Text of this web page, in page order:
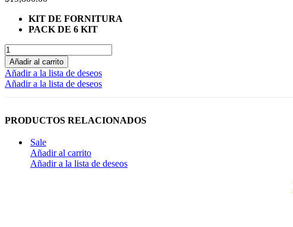
KIT DE FORNITURA
PACK DE 6 KIT
Añadir al carrito
Añadir a la lista de deseos
Añadir a la lista de deseos
PRODUCTOS RELACIONADOS
Sale
Añadir al carrito
Añadir a la lista de deseos